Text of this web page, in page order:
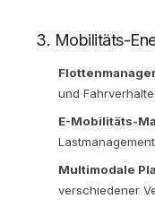
3. Mobilitäts-
und
E-Mobilitäts-
Lastmanagement
Multimodale
verschiedener